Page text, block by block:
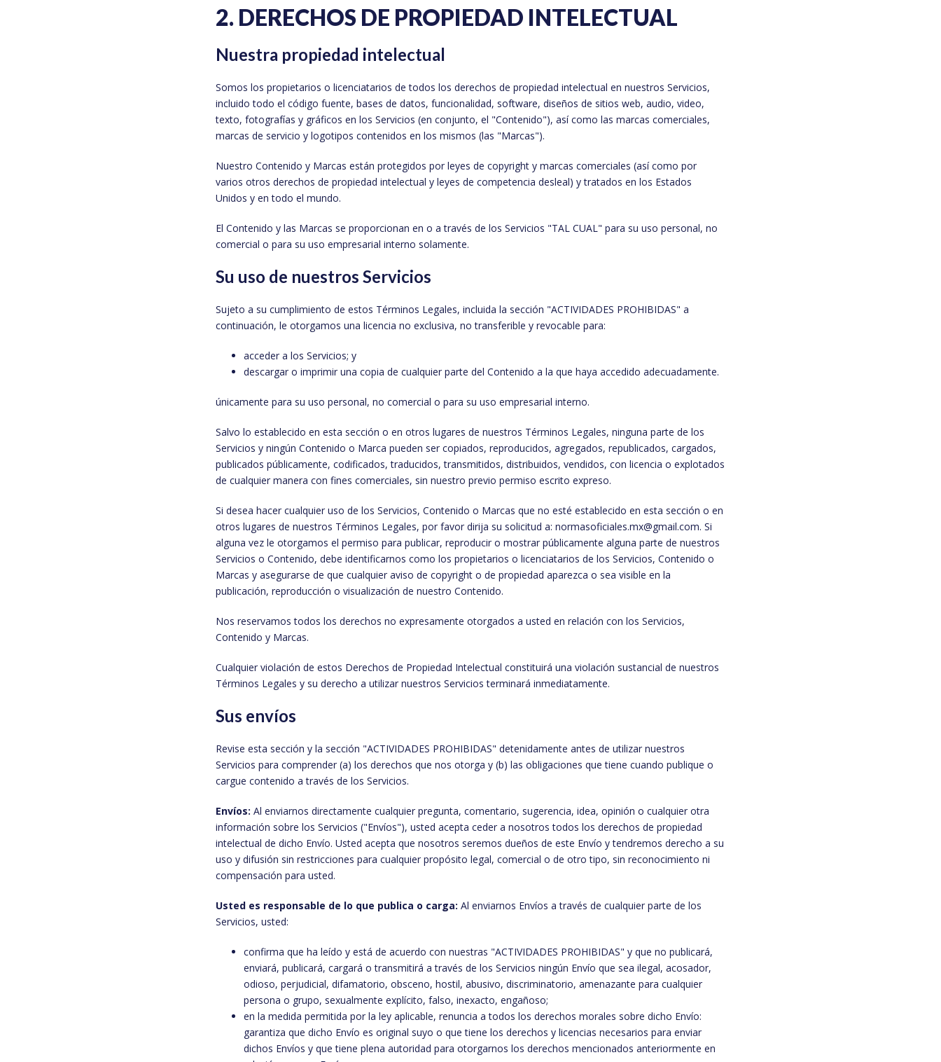
2. DERECHOS DE PROPIEDAD INTELECTUAL
Nuestra propiedad intelectual
Somos los propietarios o licenciatarios de todos los derechos de propiedad intelectual en nuestros Servicios,
incluido todo el código fuente, bases de datos, funcionalidad, software, diseños de sitios web, audio, video,
texto, fotografías y gráficos en los Servicios (en conjunto, el "Contenido"), así como las marcas comerciales,
marcas de servicio y logotipos contenidos en los mismos (las "Marcas").
Nuestro Contenido y Marcas están protegidos por leyes de copyright y marcas comerciales (así como por
varios otros derechos de propiedad intelectual y leyes de competencia desleal) y tratados en los Estados
Unidos y en todo el mundo.
El Contenido y las Marcas se proporcionan en o a través de los Servicios "TAL CUAL" para su uso personal, no
comercial o para su uso empresarial interno solamente.
Su uso de nuestros Servicios
Sujeto a su cumplimiento de estos Términos Legales, incluida la sección "ACTIVIDADES PROHIBIDAS" a
continuación, le otorgamos una licencia no exclusiva, no transferible y revocable para:
acceder a los Servicios; y
descargar o imprimir una copia de cualquier parte del Contenido a la que haya accedido adecuadamente.
únicamente para su uso personal, no comercial o para su uso empresarial interno.
Salvo lo establecido en esta sección o en otros lugares de nuestros Términos Legales, ninguna parte de los
Servicios y ningún Contenido o Marca pueden ser copiados, reproducidos, agregados, republicados, cargados,
publicados públicamente, codificados, traducidos, transmitidos, distribuidos, vendidos, con licencia o explotados
de cualquier manera con fines comerciales, sin nuestro previo permiso escrito expreso.
Si desea hacer cualquier uso de los Servicios, Contenido o Marcas que no esté establecido en esta sección o en
otros lugares de nuestros Términos Legales, por favor dirija su solicitud a: normasoficiales.mx@gmail.com. Si
alguna vez le otorgamos el permiso para publicar, reproducir o mostrar públicamente alguna parte de nuestros
Servicios o Contenido, debe identificarnos como los propietarios o licenciatarios de los Servicios, Contenido o
Marcas y asegurarse de que cualquier aviso de copyright o de propiedad aparezca o sea visible en la
publicación, reproducción o visualización de nuestro Contenido.
Nos reservamos todos los derechos no expresamente otorgados a usted en relación con los Servicios,
Contenido y Marcas.
Cualquier violación de estos Derechos de Propiedad Intelectual constituirá una violación sustancial de nuestros
Términos Legales y su derecho a utilizar nuestros Servicios terminará inmediatamente.
Sus envíos
Revise esta sección y la sección "ACTIVIDADES PROHIBIDAS" detenidamente antes de utilizar nuestros
Servicios para comprender (a) los derechos que nos otorga y (b) las obligaciones que tiene cuando publique o
cargue contenido a través de los Servicios.
Envíos: Al enviarnos directamente cualquier pregunta, comentario, sugerencia, idea, opinión o cualquier otra
información sobre los Servicios ("Envíos"), usted acepta ceder a nosotros todos los derechos de propiedad
intelectual de dicho Envío. Usted acepta que nosotros seremos dueños de este Envío y tendremos derecho a su
uso y difusión sin restricciones para cualquier propósito legal, comercial o de otro tipo, sin reconocimiento ni
compensación para usted.
Usted es responsable de lo que publica o carga: Al enviarnos Envíos a través de cualquier parte de los
Servicios, usted:
confirma que ha leído y está de acuerdo con nuestras "ACTIVIDADES PROHIBIDAS" y que no publicará,
enviará, publicará, cargará o transmitirá a través de los Servicios ningún Envío que sea ilegal, acosador,
odioso, perjudicial, difamatorio, obsceno, hostil, abusivo, discriminatorio, amenazante para cualquier
persona o grupo, sexualmente explícito, falso, inexacto, engañoso;
en la medida permitida por la ley aplicable, renuncia a todos los derechos morales sobre dicho Envío:
garantiza que dicho Envío es original suyo o que tiene los derechos y licencias necesarios para enviar
dichos Envíos y que tiene plena autoridad para otorgarnos los derechos mencionados anteriormente en